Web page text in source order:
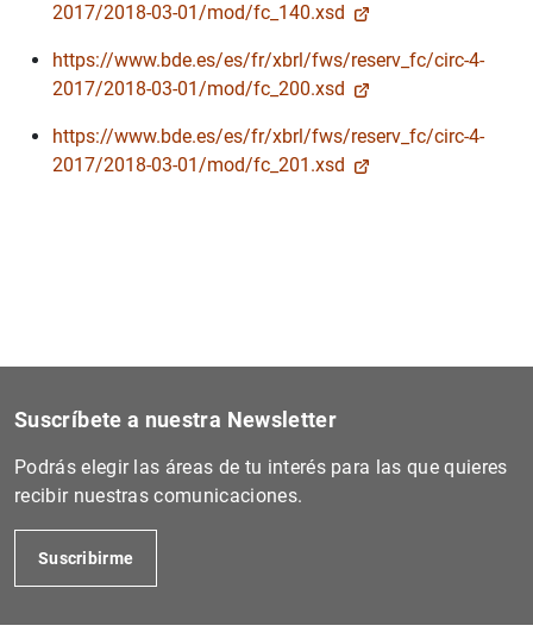
2017/2018-03-01/mod/fc_140.xsd
https://www.bde.es/es/fr/xbrl/fws/reserv_fc/circ-4-
2017/2018-03-01/mod/fc_200.xsd
https://www.bde.es/es/fr/xbrl/fws/reserv_fc/circ-4-
2017/2018-03-01/mod/fc_201.xsd
Suscríbete a nuestra Newsletter
Podrás elegir las áreas de tu interés para las que quieres
recibir nuestras comunicaciones.
Suscribirme